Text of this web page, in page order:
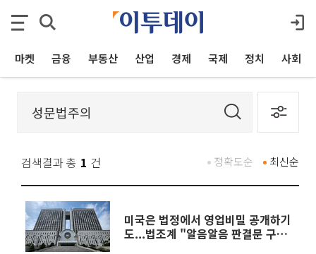
마켓 금융 부동산 산업 경제 국제 정치 사회
검색결과 총 1 건 최신순
정확도순
미국은 법정에서 영업비밀 공개하기
도...법조계 "알음알음 판결문 구하